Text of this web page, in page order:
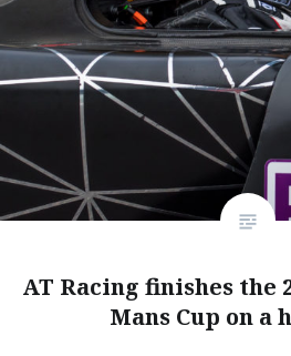
AT Racing finishes the
Mans Cup on a